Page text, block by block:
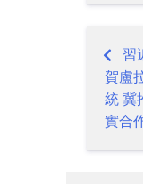
習
賀盧
統 冀
實合